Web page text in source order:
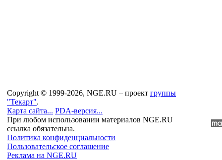
Copyright © 1999-2026, NGE.RU – проект группы
"Текарт".
Карта сайта... PDA-версия...
При любом использовании материалов NGE.RU
ссылка обязательна.
Политика конфиденциальности
Пользовательское соглашение
Реклама на NGE.RU